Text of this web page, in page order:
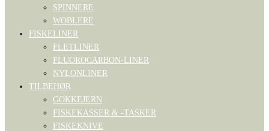
SPINNERE
WOBLERE
FISKELINER
FLETLINER
FLUOROCARBON-LINER
NYLONLINER
TILBEHØR
GOKKEJERN
FISKEKASSER & -TASKER
FISKEKNIVE